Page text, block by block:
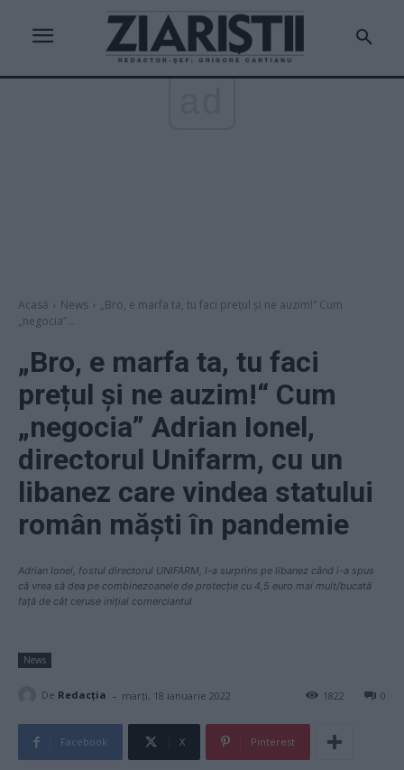
Acasă News
„Bro, e marfa ta, tu faci prețul și ne auzim!“ Cum
„negocia”...
„Bro, e marfa ta, tu faci
prețul și ne auzim!“ Cum
„negocia” Adrian Ionel,
directorul Unifarm, cu un
libanez care vindea statului
român măști în pandemie
Adrian Ionel, fostul directorul UNIFARM, l-a surprins pe libanez când i-a spus
că vrea să dea pe combinezoanele de protecție cu 4,5 euro mai mult/bucată
față de cât ceruse inițial comerciantul
News
De Redacţia - marți, 18 ianuarie 2022 0
1822
Facebook X Pinterest